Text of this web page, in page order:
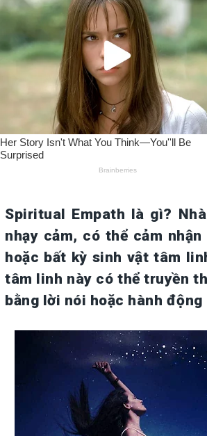
Spiritual Empath là gì?
nhạy cảm, có thể cảm
hoặc bất kỳ sinh vật tâm
tâm linh này có thể truyền
bằng lời nói hoặc hành